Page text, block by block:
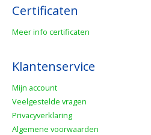
Certificaten
Meer info certificaten
Klantenservice
Mijn account
Veelgestelde vragen
Privacyverklaring
Algemene voorwaarden